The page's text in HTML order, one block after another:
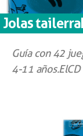
Jolas
Guía con 42
4-11 años.El